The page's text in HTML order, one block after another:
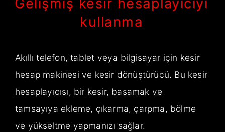
Gelişmiş kesir hesaplayıcıyı
kullanma
Akıllı telefon, tablet veya bilgisayar için kesir
hesap makinesi ve kesir dönüştürücü. Bu kesir
hesaplayıcısı, bir kesir, basamak ve
tamsayıya ekleme, çıkarma, çarpma, bölme
ve yükseltme yapmanızı sağlar.